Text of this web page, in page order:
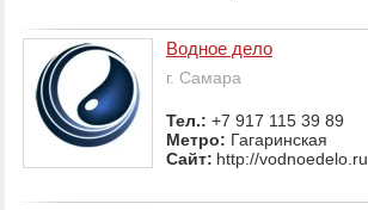
Водное дело
г. Самара
Тел.: +7 917 115 39 89
Метро: Гагаринская
Сайт: http://vodnoedelo.ru